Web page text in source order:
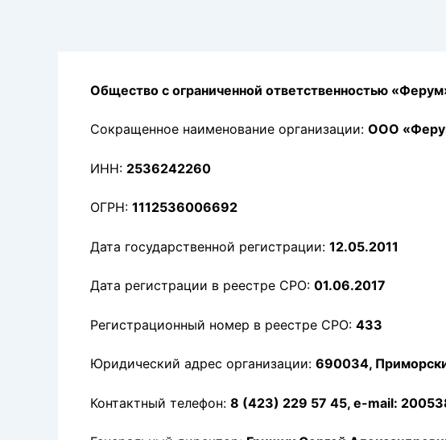
Общество с ограниченной ответственностью
Сокращенное наименование организации: ООО
ИНН: 2536242260
ОГРН: 1112536006692
Дата государственной регистрации: 12.05.2011
Дата регистрации в реестре СРО: 01.06.2017
Регистрационный номер в реестре СРО: 433
Юридический адрес организации: 690034,
Контактный телефон: 8 (423) 229 57 45, e-mail: